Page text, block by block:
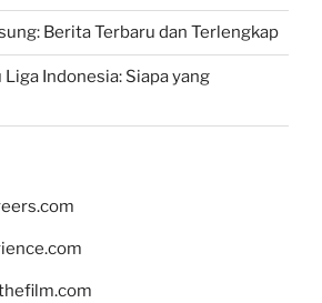
Berita Terbaru dan Terlengkap
Indonesia: Siapa yang